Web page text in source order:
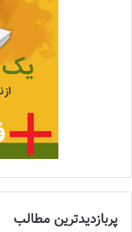
پربازدیدترین مطالب